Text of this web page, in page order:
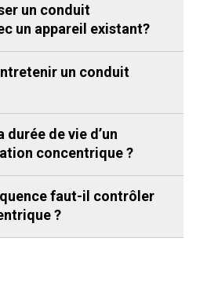
un conduit
un appareil existant?
un conduit
durée de vie d’un
concentrique ?
faut-il contrôler
?